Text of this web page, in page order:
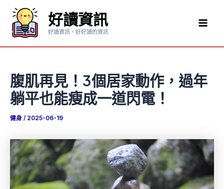
要
好讀資訊
好讀資訊，好好讀的資訊
腹肌再見！3個居家動作，過年
躺平也能瘦成一道閃電！
健身 / 2025-06-19